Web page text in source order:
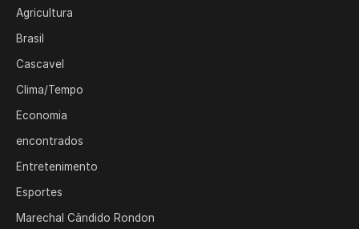
Agricultura
Brasil
Cascavel
Clima/Tempo
Economia
encontrados
Entretenimento
Esportes
Marechal Cândido Rondon